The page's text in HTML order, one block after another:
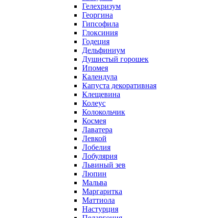
Гелехризум
Георгина
Гипсофила
Глоксиния
Годеция
Дельфиниум
Душистый горошек
Ипомея
Календула
Капуста декоративная
Клещевина
Колеус
Колокольчик
Космея
Лаватера
Левкой
Лобелия
Лобулярия
Львиный зев
Люпин
Мальва
Маргаритка
Маттиола
Настурция